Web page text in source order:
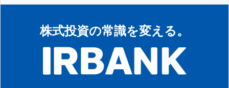
株式投資の常識を変える。